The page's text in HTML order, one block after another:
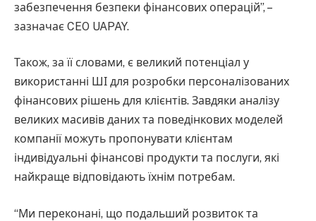
забезпечення безпеки фінансових операцій”, –
зазначає CEO UAPAY.
Також, за її словами, є великий потенціал у
використанні ШІ для розробки персоналізованих
фінансових рішень для клієнтів. Завдяки аналізу
великих масивів даних та поведінкових моделей
компанії можуть пропонувати клієнтам
індивідуальні фінансові продукти та послуги, які
найкраще відповідають їхнім потребам.
“Ми переконані, що подальший розвиток та